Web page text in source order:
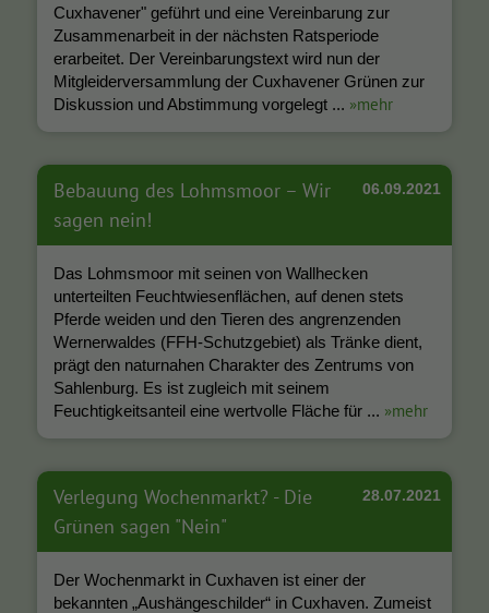
Cuxhavener" geführt und eine Vereinbarung zur
Zusammenarbeit in der nächsten Ratsperiode
erarbeitet. Der Vereinbarungstext wird nun der
Mitgleiderversammlung der Cuxhavener Grünen zur
Diskussion und Abstimmung vorgelegt ... »mehr
06.09.2021
Bebauung des Lohmsmoor – Wir
sagen nein!
Das Lohmsmoor mit seinen von Wallhecken
unterteilten Feuchtwiesenflächen, auf denen stets
Pferde weiden und den Tieren des angrenzenden
Wernerwaldes (FFH-Schutzgebiet) als Tränke dient,
prägt den naturnahen Charakter des Zentrums von
Sahlenburg. Es ist zugleich mit seinem
Feuchtigkeitsanteil eine wertvolle Fläche für ... »mehr
28.07.2021
Verlegung Wochenmarkt? - Die
Grünen sagen "Nein"
Der Wochenmarkt in Cuxhaven ist einer der
bekannten „Aushängeschilder“ in Cuxhaven. Zumeist